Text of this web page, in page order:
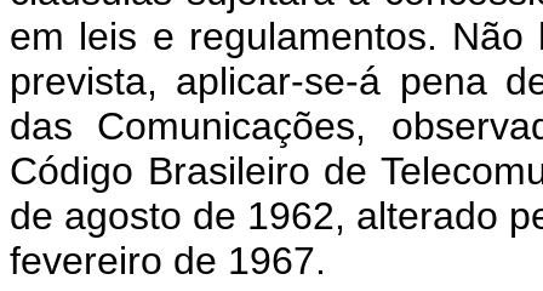
em leis e regulamentos. Não
prevista, aplicar-se-á pena
das Comunicações,
Código Brasileiro de
de agosto de 1962, alterado
fevereiro de 1967.